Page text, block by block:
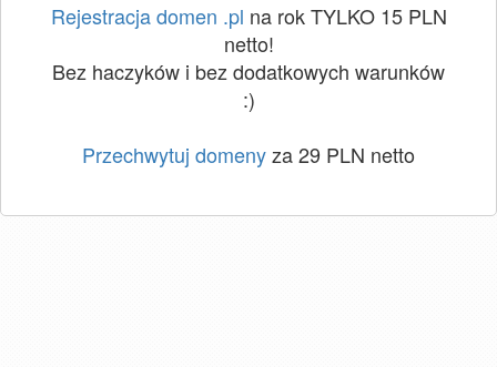
Rejestracja domen .pl na rok TYLKO 15 PLN
netto!
Bez haczyków i bez dodatkowych warunków
:)
Przechwytuj domenyza 29 PLN netto